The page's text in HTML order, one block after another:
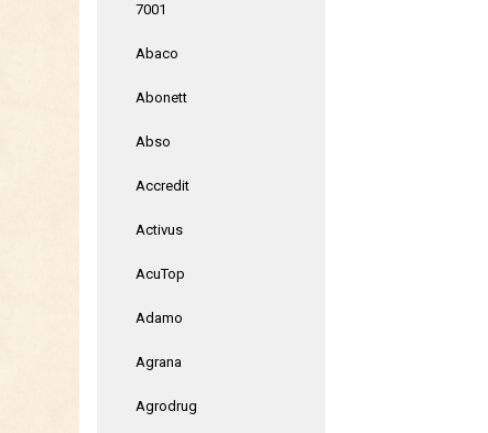
7001
Abaco
Abonett
Abso
Accredit
Activus
AcuTop
Adamo
Agrana
Agrodrug